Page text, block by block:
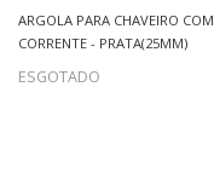
ARGOLA PARA CHAVEIRO COM
CORRENTE - PRATA(25MM)
ESGOTADO